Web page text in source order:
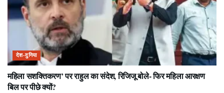
देश-दुनिया
महिला सशक्तिकरण’ पर राहुल का संदेश, रिजिजू बोले- फिर महिला आरक्षण
बिल पर पीछे क्यों?